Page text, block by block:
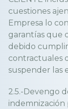
cuestiones
Empresa lo
garantías que
debido
contractuales
suspender las
2.5.-Devengo
indemnización